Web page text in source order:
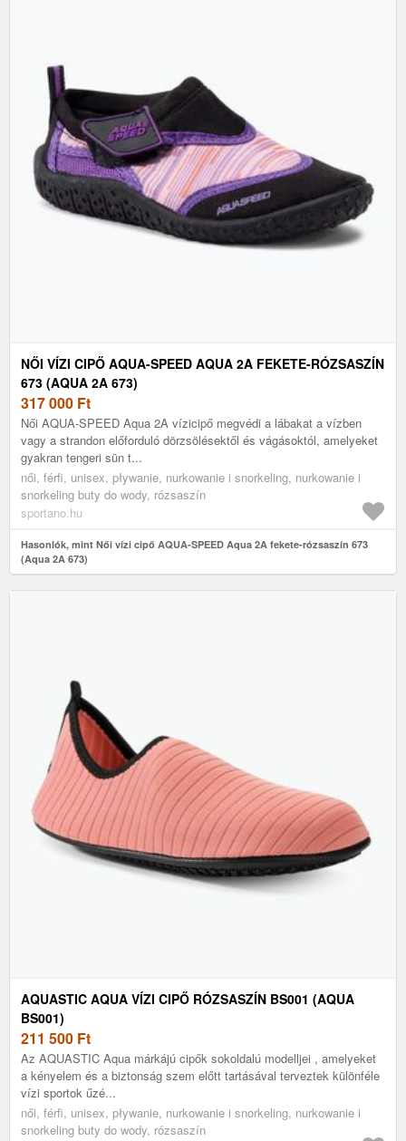
NŐI VÍZI CIPŐ AQUA-SPEED AQUA 2A FEKETE-RÓZSASZÍN
673 (AQUA 2A 673)
317 000 Ft
Női AQUA-SPEED Aqua 2A vízicipő megvédi a lábakat a vízben
vagy a strandon előforduló dörzsölésektől és vágásoktól, amelyeket
gyakran tengeri sün t...
női, férfi, unisex, pływanie, nurkowanie i snorkeling, nurkowanie i
snorkeling buty do wody, rózsaszín
sportano.hu
Hasonlók, mint Női vízi cipő AQUA-SPEED Aqua 2A fekete-rózsaszín 673
(Aqua 2A 673)
AQUASTIC AQUA VÍZI CIPŐ RÓZSASZÍN BS001 (AQUA
BS001)
211 500 Ft
Az AQUASTIC Aqua márkájú cipők sokoldalú modelljei , amelyeket
a kényelem és a biztonság szem előtt tartásával terveztek különféle
vízi sportok űzé...
női, férfi, unisex, pływanie, nurkowanie i snorkeling, nurkowanie i
snorkeling buty do wody, rózsaszín